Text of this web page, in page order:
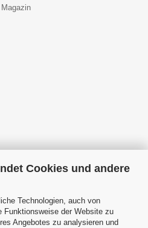
Cookies und andere
Technologien, auch von
Funktionsweise der Website zu
Angebotes zu analysieren und